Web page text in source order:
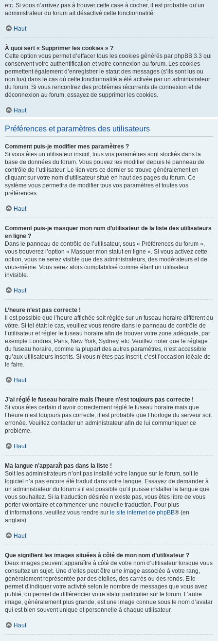
etc. Si vous n’arrivez pas à trouver cette case à cocher, il est probable qu’un
administrateur du forum ait désactivé cette fonctionnalité.
Haut
À quoi sert « Supprimer les cookies » ?
Cette option vous permet d’effacer tous les cookies générés par phpBB 3.3 qui
conservent votre authentification et votre connexion au forum. Les cookies
permettent également d’enregistrer le statut des messages (s’ils sont lus ou
non lus) dans le cas où cette fonctionnalité a été activée par un administrateur
du forum. Si vous rencontrez des problèmes récurrents de connexion et de
déconnexion au forum, essayez de supprimer les cookies.
Haut
Préférences et paramètres des utilisateurs
Comment puis-je modifier mes paramètres ?
Si vous êtes un utilisateur inscrit, tous vos paramètres sont stockés dans la
base de données du forum. Vous pouvez les modifier depuis le panneau de
contrôle de l’utilisateur. Le lien vers ce dernier se trouve généralement en
cliquant sur votre nom d’utilisateur situé en haut des pages du forum. Ce
système vous permettra de modifier tous vos paramètres et toutes vos
préférences.
Haut
Comment puis-je masquer mon nom d’utilisateur de la liste des utilisateurs
en ligne ?
Dans le panneau de contrôle de l’utilisateur, sous « Préférences du forum »,
vous trouverez l’option « Masquer mon statut en ligne ». Si vous activez cette
option, vous ne serez visible que des administrateurs, des modérateurs et de
vous-même. Vous serez alors comptabilisé comme étant un utilisateur
invisible.
Haut
L’heure n’est pas correcte !
Il est possible que l’heure affichée soit réglée sur un fuseau horaire différent du
vôtre. Si tel était le cas, veuillez vous rendre dans le panneau de contrôle de
l’utilisateur et régler le fuseau horaire afin de trouver votre zone adéquate, par
exemple Londres, Paris, New York, Sydney, etc. Veuillez noter que le réglage
du fuseau horaire, comme la plupart des autres paramètres, n’est accessible
qu’aux utilisateurs inscrits. Si vous n’êtes pas inscrit, c’est l’occasion idéale de
le faire.
Haut
J’ai réglé le fuseau horaire mais l’heure n’est toujours pas correcte !
Si vous êtes certain d’avoir correctement réglé le fuseau horaire mais que
l’heure n’est toujours pas correcte, il est probable que l’horloge du serveur soit
erronée. Veuillez contacter un administrateur afin de lui communiquer ce
problème.
Haut
Ma langue n’apparaît pas dans la liste !
Soit les administrateurs n’ont pas installé votre langue sur le forum, soit le
logiciel n’a pas encore été traduit dans votre langue. Essayez de demander à
un administrateur du forum s’il est possible qu’il puisse installer la langue que
vous souhaitez. Si la traduction désirée n’existe pas, vous êtes libre de vous
porter volontaire et commencer une nouvelle traduction. Pour plus
d’informations, veuillez vous rendre sur le site internet de phpBB® (en
anglais).
Haut
Que signifient les images situées à côté de mon nom d’utilisateur ?
Deux images peuvent apparaître à côté de votre nom d’utilisateur lorsque vous
consultez un sujet. Une d’elles peut être une image associée à votre rang,
généralement représentée par des étoiles, des carrés ou des ronds. Elle
permet d’indiquer votre activité selon le nombre de messages que vous avez
publié, ou permet de différencier votre statut particulier sur le forum. L’autre
image, généralement plus grande, est une image connue sous le nom d’avatar
qui est bien souvent unique et personnelle à chaque utilisateur.
Haut